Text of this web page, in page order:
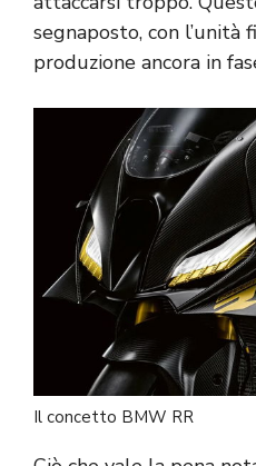
segnaposto, con l’unità
produzione ancora in
Il concetto BMW RR